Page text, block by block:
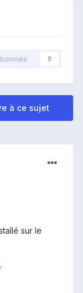
0
à ce sujet
sur le